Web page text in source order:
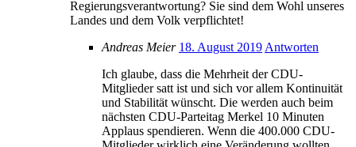
Regierungsverantwortung? Sie sind dem Wohl unseres
Landes und dem Volk verpflichtet!
Andreas Meier 18. August 2019 Antworten
Ich glaube, dass die Mehrheit der CDU-
Mitglieder satt ist und sich vor allem Kontinuität
und Stabilität wünscht. Die werden auch beim
nächsten CDU-Parteitag Merkel 10 Minuten
Applaus spendieren. Wenn die 400.000 CDU-